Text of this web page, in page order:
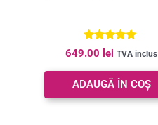
Evaluat la
4.80
din 5
649.00 lei TVA inclus
ADAUGĂ ÎN COȘ